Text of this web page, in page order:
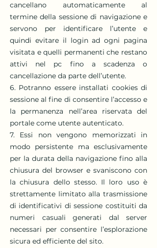
cancellano automaticamente al
termine della sessione di navigazione e
servono per identificare l’utente e
quindi evitare il login ad ogni pagina
visitata e quelli permanenti che restano
attivi nel pc fino a scadenza o
cancellazione da parte dell’utente.
6. Potranno essere installati cookies di
sessione al fine di consentire l’accesso e
la permanenza nell’area riservata del
portale come utente autenticato.
7. Essi non vengono memorizzati in
modo persistente ma esclusivamente
per la durata della navigazione fino alla
chiusura del browser e svaniscono con
la chiusura dello stesso. Il loro uso è
strettamente limitato alla trasmissione
di identificativi di sessione costituiti da
numeri casuali generati dal server
necessari per consentire l’esplorazione
sicura ed efficiente del sito.